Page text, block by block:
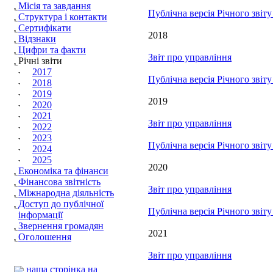
Місія та завдання
Структура і контакти
Сертифікати
Відзнаки
Цифри та факти
Річні звіти
2017
2018
2019
2020
2021
2022
2023
2024
2025
Економіка та фінанси
Фінансова звітність
Міжнародна діяльність
Доступ до публічної
інформації
Звернення громадян
Оголошення
наша сторінка на
Публічна версія Річного
2018
Звіт про управління
Публічна версія Річного
2019
Звіт про управління
Публічна версія Річного
2020
Звіт про управління
Публічна версія Річного
2021
Звіт про управління